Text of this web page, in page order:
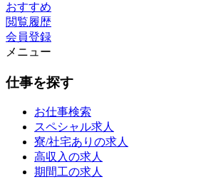
おすすめ
閲覧履歴
会員登録
メニュー
仕事を探す
お仕事検索
スペシャル求人
寮/社宅ありの求人
高収入の求人
期間工の求人